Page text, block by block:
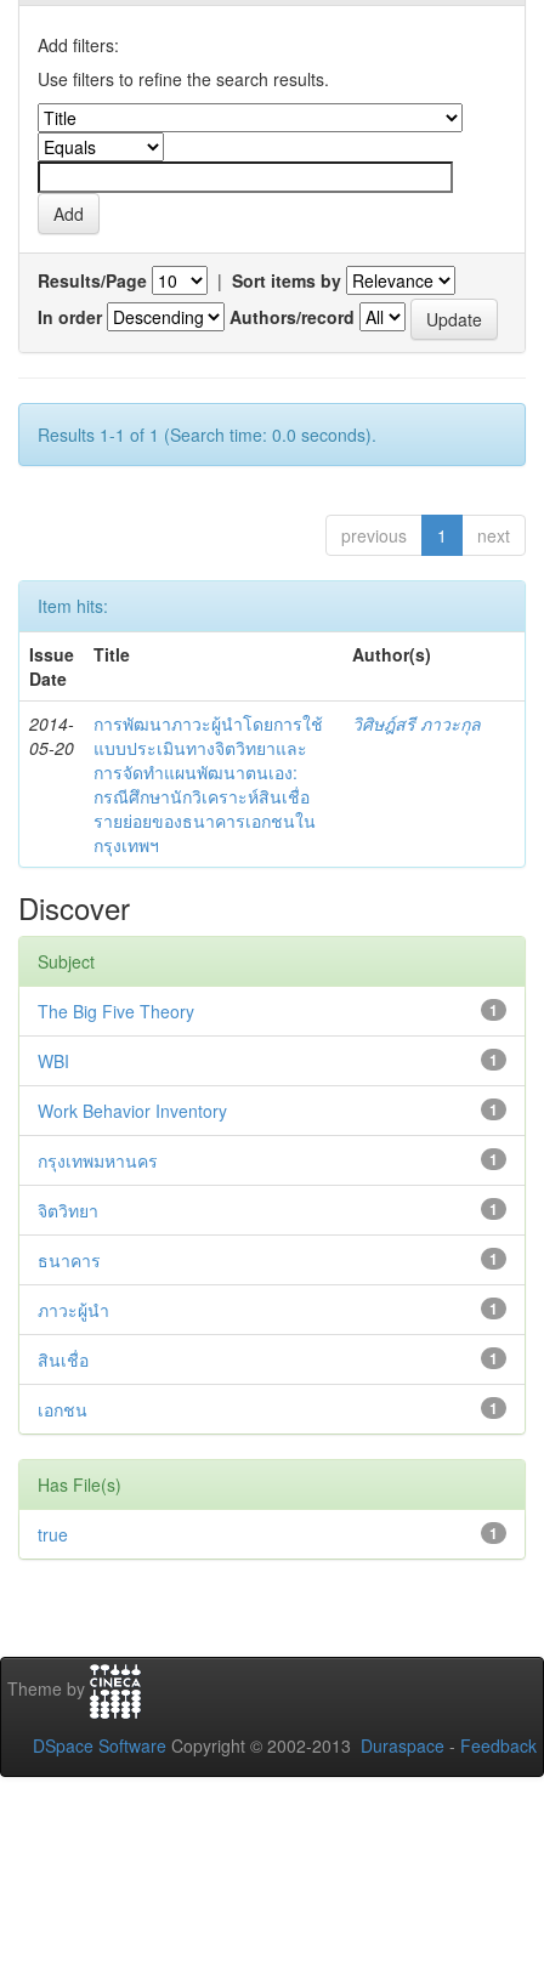
Add filters:
Use filters to refine the search results.
Results/Page | Sort items by
In order
Authors/record
Results 1-1 of 1 (Search time: 0.0 seconds).
previous 1 next
Item hits:
Issue
Date
Title Author(s)
2014-
05-20
การพัฒนาภาวะผู้นำโดยการใช้
แบบประเมินทางจิตวิทยาและ
การจัดทำแผนพัฒนาตนเอง:
กรณีศึกษานักวิเคราะห์สินเชื่อ
รายย่อยของธนาคารเอกชนใน
กรุงเทพฯ
วิศิษฎ์สรี ภาวะกุล
Discover
Subject
1
The Big Five Theory
1
WBI
1
Work Behavior Inventory
1
กรุงเทพมหานคร
1
จิตวิทยา
1
ธนาคาร
1
ภาวะผู้นำ
1
สินเชื่อ
1
เอกชน
Has File(s)
1
true
Theme by
DSpace Software Copyright © 2002-2013 Duraspace - Feedback